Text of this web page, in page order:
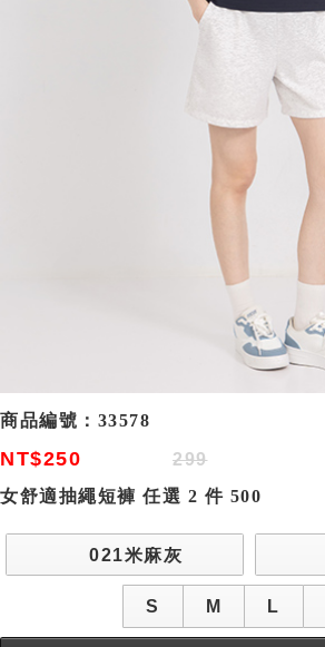
商品編號： 33578
NT$250
299
女舒適抽繩短褲 任選 2 件 500
021米麻灰
S M L